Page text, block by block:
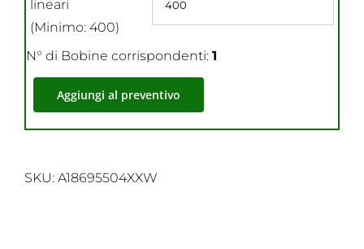
lineari
(Minimo: 400)
N° di Bobine corrispondenti: 1
Aggiungi al preventivo
SKU: A18695504XXW